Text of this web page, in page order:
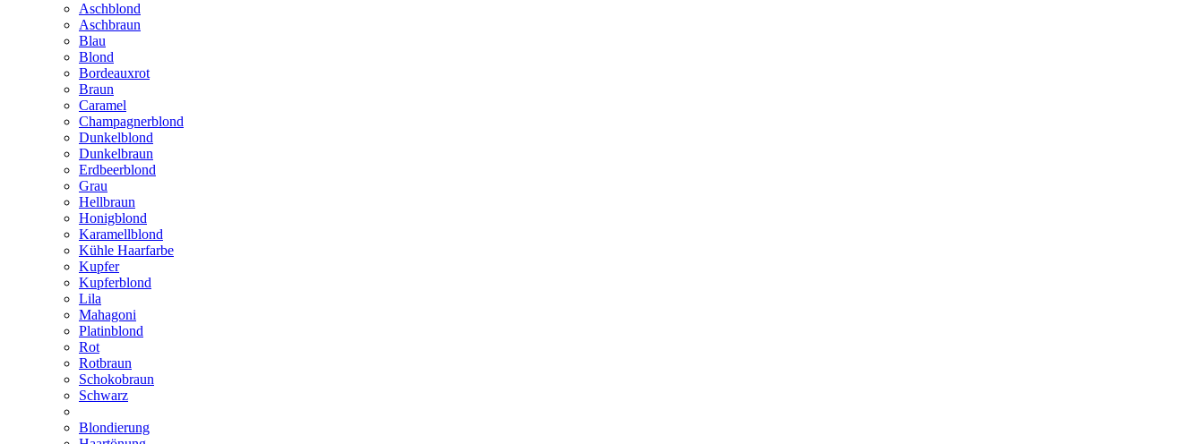
Aschblond
Aschbraun
Blau
Blond
Bordeauxrot
Braun
Caramel
Champagnerblond
Dunkelblond
Dunkelbraun
Erdbeerblond
Grau
Hellbraun
Honigblond
Karamellblond
Kühle Haarfarbe
Kupfer
Kupferblond
Lila
Mahagoni
Platinblond
Rot
Rotbraun
Schokobraun
Schwarz
Blondierung